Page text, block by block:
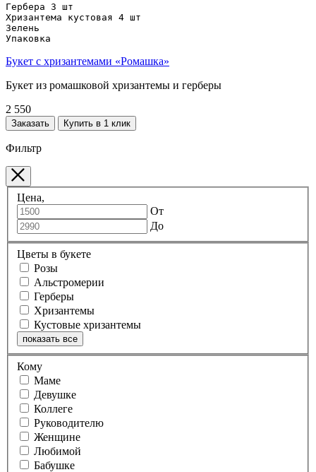
Гербера 3 шт
Хризантема кустовая 4 шт
Зелень
Упаковка
Букет с хризантемами «Ромашка»
Букет из ромашковой хризантемы и герберы
2 550
Заказать Купить в 1 клик
Фильтр
Цена,
От
До
Цветы в букете
Розы
Альстромерии
Герберы
Хризантемы
Кустовые хризантемы
показать все
Кому
Маме
Девушке
Коллеге
Руководителю
Женщине
Любимой
Бабушке